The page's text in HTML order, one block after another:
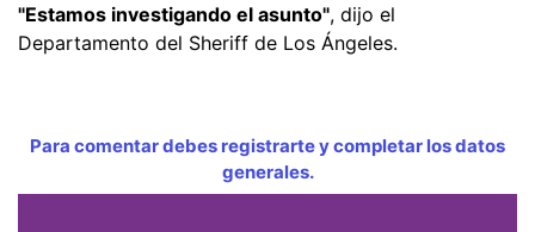
"Estamos investigando el asunto", dijo el
Departamento del Sheriff de Los Ángeles.
Para comentar debes registrarte y completar los datos
generales.